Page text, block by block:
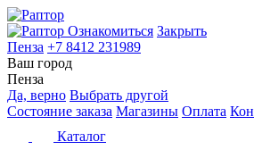
Ознакомиться Закрыть
Пенза +7 8412 231989
Ваш город
Пенза
Да, верно Выбрать другой
Состояние заказа Магазины Оплата
Каталог